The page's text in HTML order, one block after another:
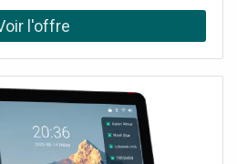
local de 2000 contacts
le module P800 KEY PRO